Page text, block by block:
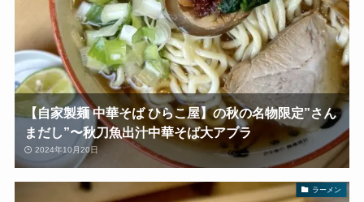
【自家製麺 中華そば ひらこ屋】の秋の名物限定”さん
まだし”〜秋刀魚出汁中華そば大アブラ
2024年10月20日
ラーメン